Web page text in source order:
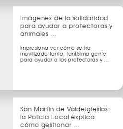
Imágenes de la solidaridad
para ayudar a protectoras y
animales …
Impresiona ver cómo se ha
movilizado tanta, tantísima gente
para ayudar a las protectoras y …
San Martín de Valdeiglesias:
la Policía Local explica
cómo gestionar …